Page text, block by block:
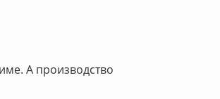
А производство